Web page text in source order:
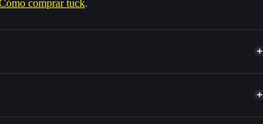
comprar tuck.